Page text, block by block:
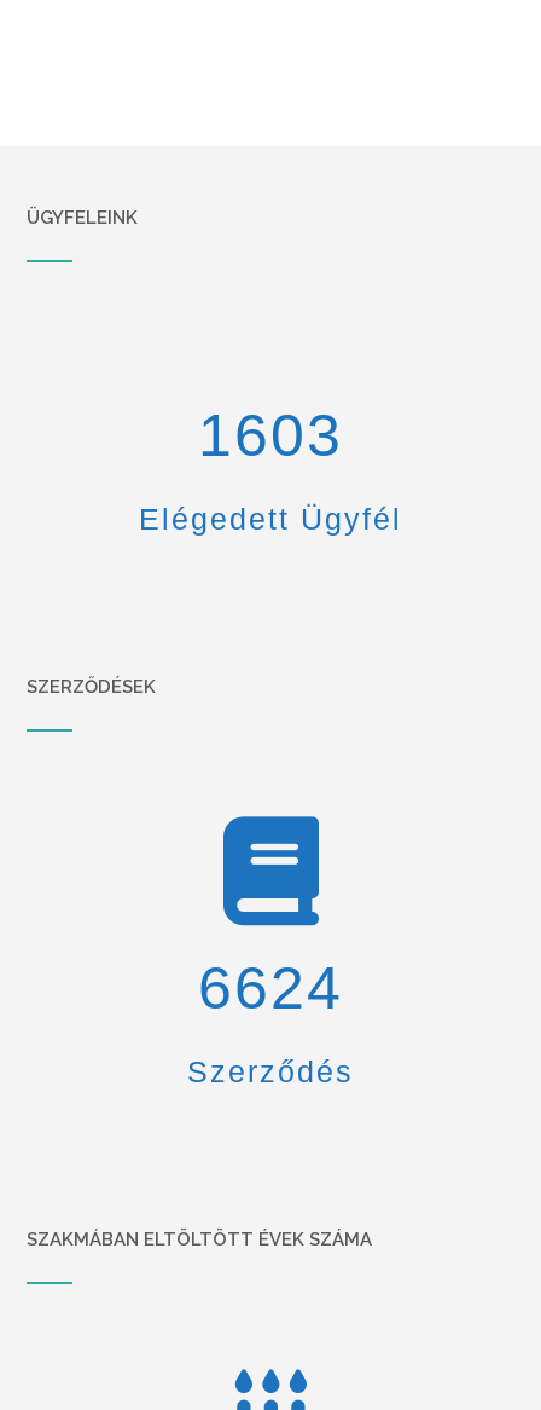
ÜGYFELEINK
1670
Elégedett Ügyfél
SZERZŐDÉSEK
6900
Szerződés
SZAKMÁBAN ELTÖLTÖTT ÉVEK SZÁMA